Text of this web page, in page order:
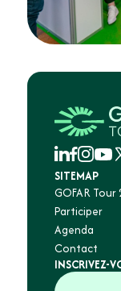
SITEMAP
GOFAR Tour
Participer
Agenda
Contact
INSCRIVEZ-